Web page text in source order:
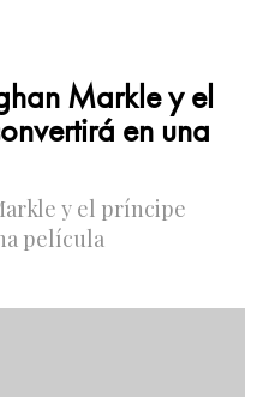
Markle y el
en una
y el príncipe
película